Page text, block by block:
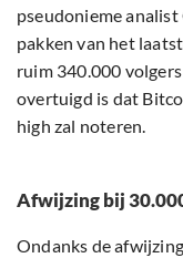
pseudonieme
pakken van het
ruim 340.000
overtuigd is dat
high zal noteren.
Afwijzing bij
Ondanks de